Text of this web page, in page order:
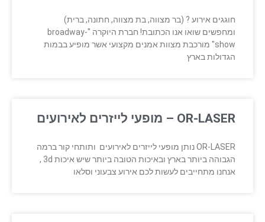
חוגגים אירוע ? (בר מצווה, בת מצווה, חתונה, ברית)
ומחפשים שואו אנו הכתובת! חברת היוקרה "broadway-
show" מורכבת מצוות אמנים מקצועי אשר מופיע בבמות
הגדולות בארץ
OR-LASER – מופעי לייזרים לאירועים
OR-LASER נותן מופעי לייזרים לאירועים ותותחי קור ברמה
הגבוהה ביותר בארץ ובאיכות הטובה ביותר שיש איכות 3d ,
אנחנו מתחייבים לעשות לכם אירוע צבעוני וסלאו